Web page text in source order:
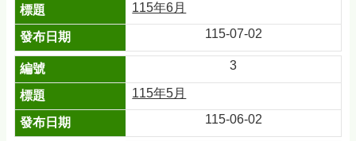
115年6月
115-07-02
3
115年5月
115-06-02